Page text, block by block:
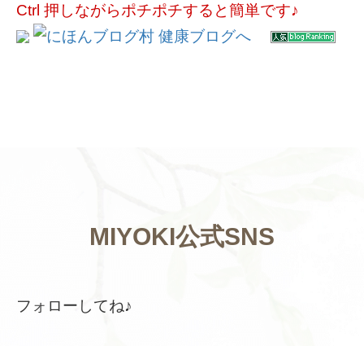
Ctrl 押しながらポチポチすると簡単です♪
MIYOKI公式SNS
フォローしてね♪